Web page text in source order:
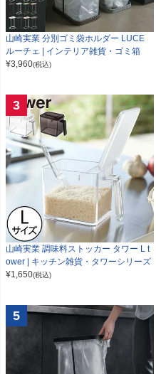
山崎実業 分別ゴミ袋ホルダー LUCE
ルーチェ | インテリア雑貨・ゴミ箱
¥3,960(税込)
3
山崎実業 調味料ストッカー タワー L t
ower | キッチン雑貨・タワーシリーズ
¥1,650(税込)
5